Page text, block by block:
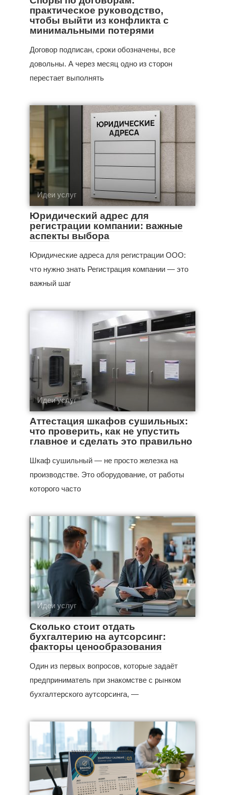
практическое руководство,
чтобы выйти из конфликта с
минимальными потерями
Договор подписан, сроки обозначены, все
довольны. А через месяц одно из сторон
перестает выполнять
Идеи услуг
Юридический адрес для
регистрации компании: важные
аспекты выбора
Юридические адреса для регистрации ООО:
что нужно знать Регистрация компании — это
важный шаг
Идеи услуг
Аттестация шкафов сушильных:
что проверить, как не упустить
главное и сделать это правильно
Шкаф сушильный — не просто железка на
производстве. Это оборудование, от работы
которого часто
Идеи услуг
Сколько стоит отдать
бухгалтерию на аутсорсинг:
факторы ценообразования
Один из первых вопросов, которые задаёт
предприниматель при знакомстве с рынком
бухгалтерского аутсорсинга, —